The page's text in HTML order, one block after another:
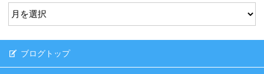
ブログトップ